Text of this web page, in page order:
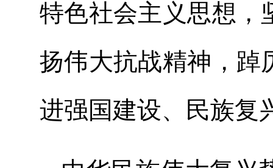
特色社会主义思想，
扬伟大抗战精神，踔
进强国建设、民族